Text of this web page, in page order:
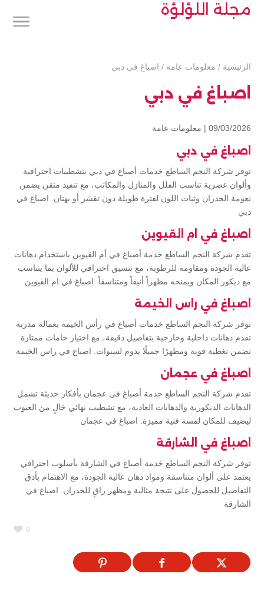
مجلة اللؤلؤة
الرئيسية / معلومات عامة / اصباغ في دبي
اصباغ في دبي
09/03/2026 | معلومات عامة
اصباغ في دبي
توفر شركة النجم الساطع خدمات أصباغ في دبي بتشطيبات احترافية
وألوان عصرية تناسب الفلل والمنازل والمكاتب، مع تنفيذ متقن يضمن
نعومة الجدران وثبات اللون لفترة طويلة دون تقشر أو بهتان. اصباغ في
دبي
اصباغ في ام القيوين
تقدم شركة النجم الساطع خدمة أصباغ في أم القيوين باستخدام دهانات
عالية الجودة ومقاومة للرطوبة، مع تنسيق احترافي للألوان بما يتناسب
مع ديكور المكان ويمنحه مظهراً أنيقاً ومتناسقاً. اصباغ في ام القيوين
اصباغ في راس الخيمة
توفر شركة النجم الساطع خدمات أصباغ في رأس الخيمة بعمالة مدربة
تقدم دهانات داخلية وخارجية بتفاصيل دقيقة، مع اختيار خامات ممتازة
تضمن تغطية قوية ومظهرًا جميلًا يدوم لسنوات. اصباغ في راس الخيمة
اصباغ في عجمان
تقدم شركة النجم الساطع خدمة أصباغ في عجمان بأفكار حديثة تشمل
الدهانات الديكورية والدهانات العادية، مع تشطيب نهائي خالٍ من العيوب
ليضيف للمكان لمسة فنية مميزة. اصباغ في عجمان
اصباغ في الشارقة
توفر شركة النجم الساطع خدمة أصباغ في الشارقة بأسلوب احترافي
يعتمد على ألوان متناسقة ومواد دهان عالية الجودة، مع الاهتمام بأدق
التفاصيل للحصول على نتيجة مثالية ومظهر راقٍ للجدران. اصباغ في
الشارقة
0